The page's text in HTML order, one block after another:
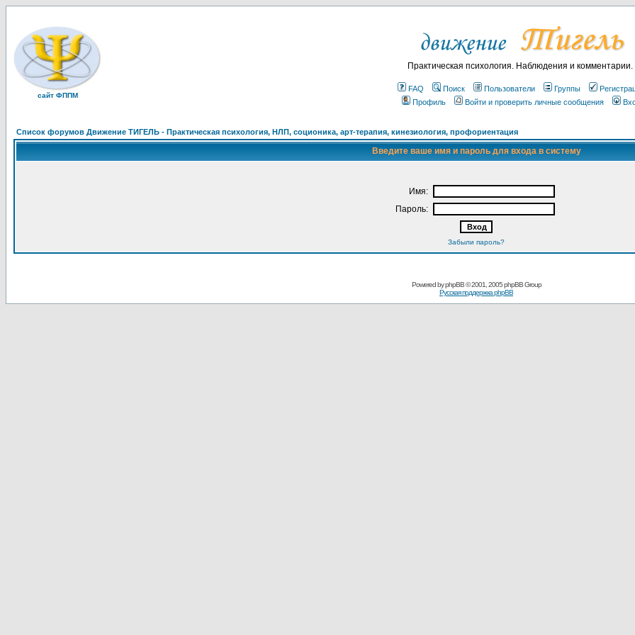
сайт ФППМ
Практическая психология. Наблюдения и комментарии.
FAQ Поиск Пользователи Группы
Профиль
Войти и проверить личные сообщения
Список форумов Движение ТИГЕЛЬ - Практическая психология, НЛП, соционика, арт-терапия, кинезиология, профориентация
Введите ваше имя и пароль для входа в систему
Имя:
Пароль:
Забыли пароль?
Powered byphpBB© 2001, 2005 phpBB Group
Русская поддержка phpBB